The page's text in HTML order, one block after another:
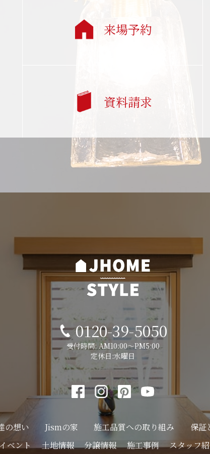
来場予約
資料請求
0120-39-5050
受付時間: AM10:00～PM5:00
定休日:水曜日
の想い Jismの家 施工品質への取り組み
保証
ベント
土地情報 分譲情報 施工事例 スタッフ